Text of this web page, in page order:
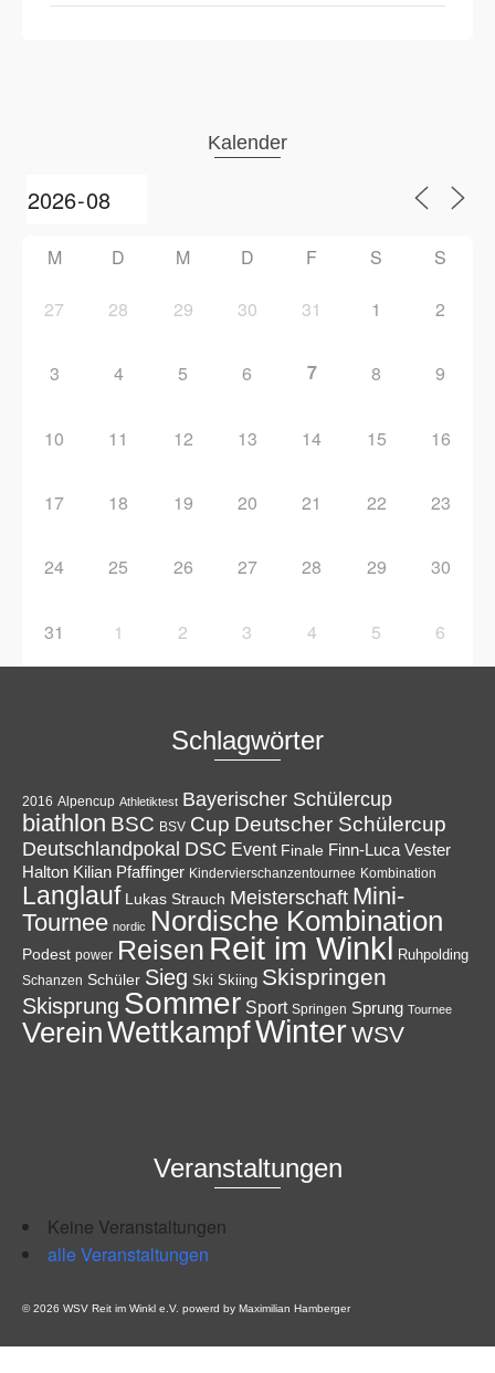
Kalender
M D M D F S S
27 28 29 30 31 1 2
3 4 5 6 7 8 9
10 11 12 13 14 15 16
17 18 19 20 21 22 23
24 25 26 27 28 29 30
31 1 2 3 4 5 6
Schlagwörter
2016 Alpencup Athletiktest Bayerischer Schülercup
biathlon BSC BSV Cup Deutscher Schülercup
Deutschlandpokal DSC Event Finale Finn-Luca Vester
Halton Kilian Pfaffinger Kindervierschanzentournee Kombination
Langlauf Lukas Strauch Meisterschaft Mini-
Tournee nordic Nordische Kombination
Podest power Reisen Reit im Winkl Ruhpolding
Schanzen Schüler Sieg Ski Skiing Skispringen
Skisprung Sommer Sport Springen Sprung Tournee
VereinWettkampfWinterWSV
Veranstaltungen
Keine Veranstaltungen
alle Veranstaltungen
© 2026 WSV Reit im Winkl e.V. powerd by Maximilian Hamberger